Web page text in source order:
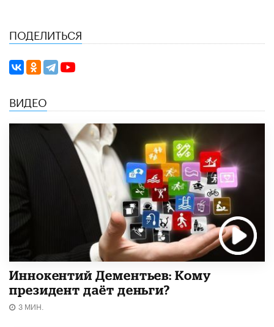
ПОДЕЛИТЬСЯ
ВИДЕО
Иннокентий Дементьев: Кому
президент даёт деньги?
3 МИН.